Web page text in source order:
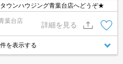
ウンハウジング青葉台店へどうぞ★
葉台店
詳細を見る
を表示する